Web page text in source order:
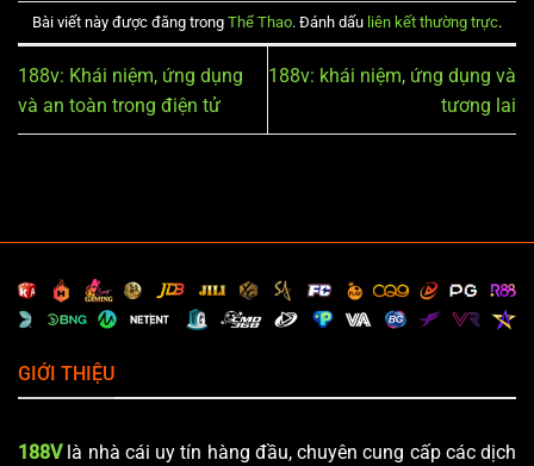
Bài viết này được đăng trong Thể Thao. Đánh dấu liên kết thường trực.
188v: Khái niệm, ứng dụng
và an toàn trong điện tử
188v: khái niệm, ứng dụng và
tương lai
GIỚI THIỆU
188Vlà nhà cái uy tín hàng đầu, chuyên cung cấp các dịch